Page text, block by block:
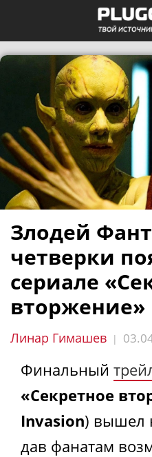
Злодей
четверки
сериале
вторжение»
Линар Гимашев |
Финальный
«Секретное
Invasion) вышел
дав фанатам